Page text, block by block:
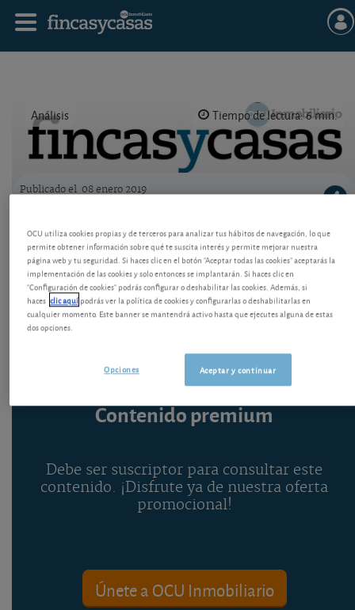
Análisis Tiempo de lectura: 6 min.
Publicado el 08 enero 2019
Responsabilidad del notario en donación
Hacienda comunicó que la exención no era aplicable
y reclamó 250.000 euros al donatario. Este reclama
al notario por supuesta negligencia.
Contenido premium
Debe ser suscriptor para consultar este
contenido. ¡Disfrute ya de nuestra oferta
promocional!
Únete a OCU Inmobiliario
OCU utiliza cookies propias y de terceros para analizar tus hábitos de navegación, lo que
permite obtener información sobre qué te suscita interés y permite mejorar nuestra
página web y tu seguridad. Si haces clic en el botón "Aceptar todas las cookies" aceptarás la
implementación de las cookies y solo entonces se implantarán. Si haces clic en
"Configuración de cookies" podrás configurar o deshabilitar las cookies. Además, si
haces clic aquípodrás ver la política de cookies y configurarlas o deshabilitarlas en
cualquier momento. Este banner se mantendrá activo hasta que ejecutes alguna de estas
dos opciones.
Aceptar y continuar
Opciones